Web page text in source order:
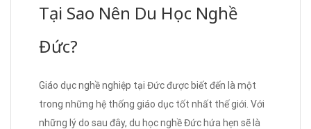
Tại Sao Nên Du Học Nghề
Đức?
Giáo dục nghề nghiệp tại Đức được biết đến là một
trong những hệ thống giáo dục tốt nhất thế giới. Với
những lý do sau đây, du học nghề Đức hứa hẹn sẽ là